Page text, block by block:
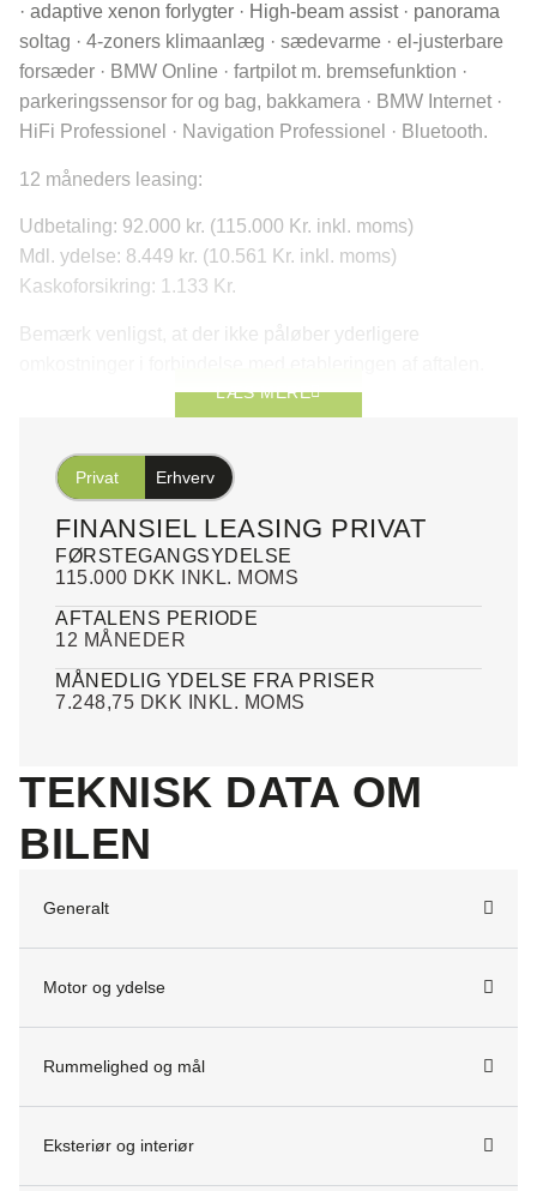
· adaptive xenon forlygter · High-beam assist · panorama
soltag · 4-zoners klimaanlæg · sædevarme · el-justerbare
forsæder · BMW Online · fartpilot m. bremsefunktion ·
parkeringssensor for og bag, bakkamera · BMW Internet ·
HiFi Professionel · Navigation Professionel · Bluetooth.
12 måneders leasing:
Udbetaling: 92.000 kr. (115.000 Kr. inkl. moms)
Mdl. ydelse: 8.449 kr. (10.561 Kr. inkl. moms)
Kaskoforsikring: 1.133 Kr.
Bemærk venligst, at der ikke påløber yderligere
Vi tilbyder endvidere en elektro-mekanisk garantiforsikring
i hele leasingperioden. Bilen står i Tyskland og kan hentes
hjem på få hverdage.
*Forbehold for tastefejl samt positiv kreditgodkendelse.
LÆS MERE
Privat Erhverv
FINANSIEL LEASING PRIVAT
FØRSTEGANGSYDELSE
115.000 DKK INKL. MOMS
AFTALENS PERIODE
12 MÅNEDER
MÅNEDLIG YDELSE FRA PRISER
7.248,75 DKK INKL. MOMS
TEKNISK DATA OM
BILEN
Generalt
Motor og ydelse
Rummelighed og mål
Eksteriør og interiør